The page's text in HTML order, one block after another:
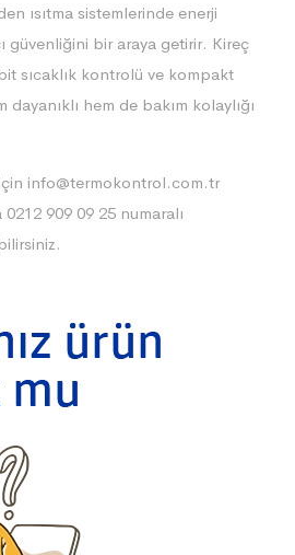
ısıtma sistemlerinde enerji
güvenliğini bir araya getirir. Kireç
sıcaklık kontrolü ve kompakt
hem de bakım kolaylığı
info@termokontrol.com.tr
909 09 25 numaralı